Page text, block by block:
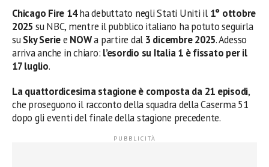
Chicago Fire 14ha debuttato negli Stati Uniti il 1° ottobre
2025 su NBC, mentre il pubblico italiano ha potuto seguirla
suSky Seriee NOWa partire dal 3 dicembre 2025. Adesso
arriva anche in chiaro: l’esordio su Italia 1 è fissato per il
17 luglio.
La quattordicesima stagione è composta da 21 episodi,
che proseguono il racconto della squadra della Caserma 51
dopo gli eventi del finale della stagione precedente.